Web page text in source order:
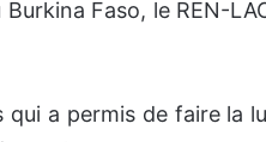
Faso, le REN-
qui a permis de faire la